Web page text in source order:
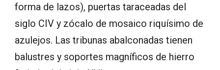
forma de lazos), puertas taraceadas del
siglo CIV y zócalo de mosaico riquísimo de
azulejos. Las tribunas abalconadas tienen
balustres y soportes magníficos de hierro